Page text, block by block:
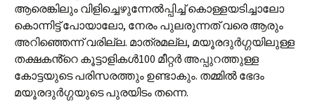
ആരെങ്കിലും വിളിച്ചെഴുന്നേൽപ്പിച്ച് കൊള്ളയടിച്ചാലോ
കൊന്നിട്ട് പോയാലോ, നേരം പുലരുന്നത് വരെ ആരും
അറിഞ്ഞെന്ന് വരില്ല. മാത്രമല്ല, മയൂരദുർഗ്ഗയിലുള്ള
തക്ഷകൻ്റെ കൂട്ടാളികൾ100 മീറ്റർ അപ്പുറത്തുള്ള
കോട്ടയുടെ പരിസരത്തും ഉണ്ടാകും. തമ്മിൽ ഭേദം
മയൂരദുർഗ്ഗയുടെ പുരയിടം തന്നെ.